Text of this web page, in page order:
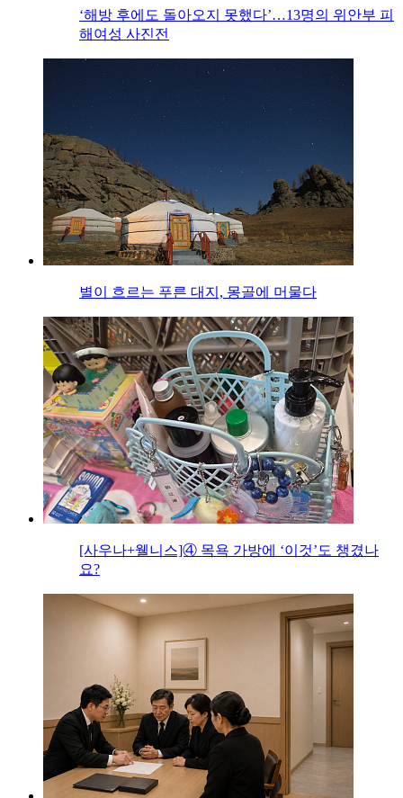
‘해방 후에도 돌아오지 못했다’…13명의 위안부 피
해여성 사진전
별이 흐르는 푸른 대지, 몽골에 머물다
[사우나+웰니스]④ 목욕 가방에 ‘이것’도 챙겼나
요?